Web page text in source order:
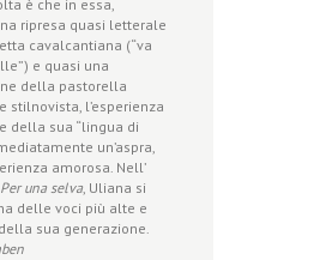
è che in essa,
ripresa quasi letterale
cavalcantiana (“va
e quasi una
della pastorella
stilnovista, l’esperienza
della sua “lingua di
un’aspra,
amorosa. Nell’
Per una selva, Uliana si
delle voci più alte e
sua generazione.